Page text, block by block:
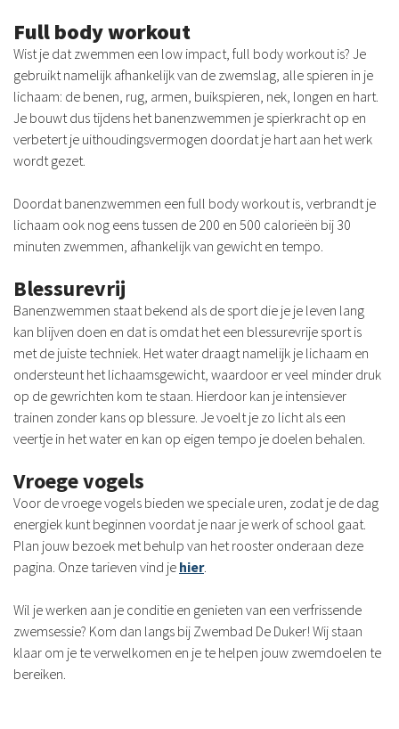
Full body workout
Wist je dat zwemmen een low impact, full body workout is? Je
gebruikt namelijk afhankelijk van de zwemslag, alle spieren in je
lichaam: de benen, rug, armen, buikspieren, nek, longen en hart.
Je bouwt dus tijdens het banenzwemmen je spierkracht op en
verbetert je uithoudingsvermogen doordat je hart aan het werk
wordt gezet.
Doordat banenzwemmen een full body workout is, verbrandt je
lichaam ook nog eens tussen de 200 en 500 calorieën bij 30
minuten zwemmen, afhankelijk van gewicht en tempo.
Blessurevrij
Banenzwemmen staat bekend als de sport die je je leven lang
kan blijven doen en dat is omdat het een blessurevrije sport is
met de juiste techniek. Het water draagt namelijk je lichaam en
ondersteunt het lichaamsgewicht, waardoor er veel minder druk
op de gewrichten kom te staan. Hierdoor kan je intensiever
trainen zonder kans op blessure. Je voelt je zo licht als een
veertje in het water en kan op eigen tempo je doelen behalen.
Vroege vogels
Voor de vroege vogels bieden we speciale uren, zodat je de dag
energiek kunt beginnen voordat je naar je werk of school gaat.
Plan jouw bezoek met behulp van het rooster onderaan deze
pagina. Onze tarieven vind je hier.
Wil je werken aan je conditie en genieten van een verfrissende
zwemsessie? Kom dan langs bij Zwembad De Duker! Wij staan
klaar om je te verwelkomen en je te helpen jouw zwemdoelen te
bereiken.